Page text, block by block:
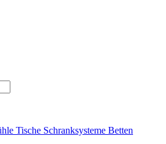
Tische Schranksysteme Betten